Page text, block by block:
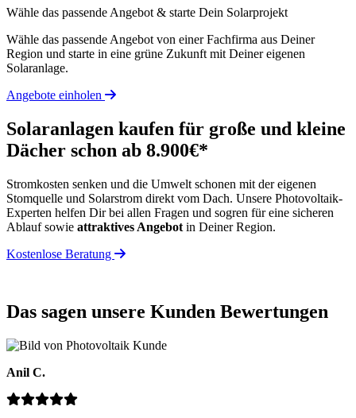
Wähle das passende Angebot & starte Dein Solarprojekt
Wähle das passende Angebot von einer Fachfirma aus Deiner
Region und starte in eine grüne Zukunft mit Deiner eigenen
Solaranlage.
Angebote einholen
Solaranlagen kaufen für große und kleine
Dächer schon ab 8.900€*
Stromkosten senken und die Umwelt schonen mit der eigenen
Stomquelle und Solarstrom direkt vom Dach. Unsere Photovoltaik-
Experten helfen Dir bei allen Fragen und sogren für eine sicheren
Ablauf sowie attraktives Angebot in Deiner Region.
Kostenlose Beratung
Das sagen unsere Kunden Bewertungen
Anil C.